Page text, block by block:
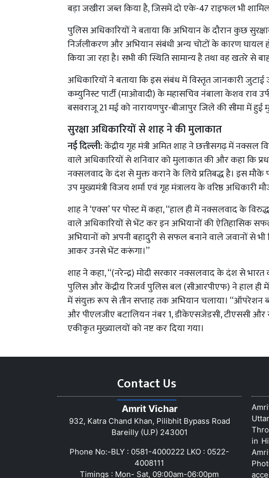
बड़ा जखीरा जब्त किया है, जिसमें दो एके-47 राइफल भी
पुलिस अधिकारियों ने बताया कि अभियान के दौरान कुछ
निर्जलीकरण और अभियान संबंधी अन्य चोटों के कारण घायल
किया जा रहा है। सभी की स्थिति सामान्य है तथा वह खतरे से
अधिकारियों ने बताया कि इस संबंध में विस्तृत जानकारी जुटाई
कम्युनिस्ट पार्टी (माओवादी) के महासचिव नंबाला केशव राव
बसवराजू 21 मई को नारायणपुर-बीजापुर जिले की सीमा में हुई
सुरक्षा अधिकारियों से शाह ने की मुलाकात
नई दिल्ली:केंद्रीय गृह मंत्री अमित शाह ने छत्तीसगढ़ में नक्सल
वाले अधिकारियों से शनिवार को मुलाकात की और कहा कि
नक्सलवाद के दंश से मुक्त कराने के लिये प्रतिबद्ध है। इस मौके
उप मुख्यमंत्री विजय शर्मा एवं गृह मंत्रालय के वरिष्ठ अधिकारी
शाह ने ‘एक्स’ पर पोस्ट में कहा, ‘‘हाल ही में नक्सलवाद के
वाले अधिकारियों से भेंट कर इन अभियानों की ऐतिहासिक
अभियानों को अपनी बहादुरी से सफल बनाने वाले जवानों से
आकर उनसे भेंट करूंगा।’’
शाह ने कहा, ‘‘(नरेन्द्र) मोदी सरकार नक्सलवाद के दंश से
पुलिस और केंद्रीय रिजर्व पुलिस बल (सीआरपीएफ) ने हाल ही में
में संयुक्त रूप से तीन सप्ताह तक अभियान चलाया। ‘‘ऑपरेशन
और पीएलजीए बटालियन नंबर 1, डीकेएसजेडसी, टीएससी
एकीकृत मुख्यालयों को नष्ट कर दिया गया।
Contact Us
Amrit Vichar
932, Katra Chand Khan, Pilibhit Bypass Road
Bareilly (U.P) 243001
Phone No:-BLY : 0581-4000222 LKO : 0522-
4008111
Timings : Mon- Sat, 09:00am-06:00pm
in